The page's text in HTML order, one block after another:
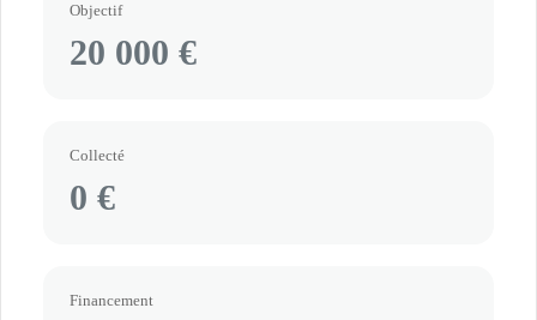
Objectif
20 000 €
Collecté
0 €
Financement